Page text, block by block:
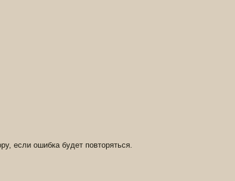
если ошибка будет повторяться.